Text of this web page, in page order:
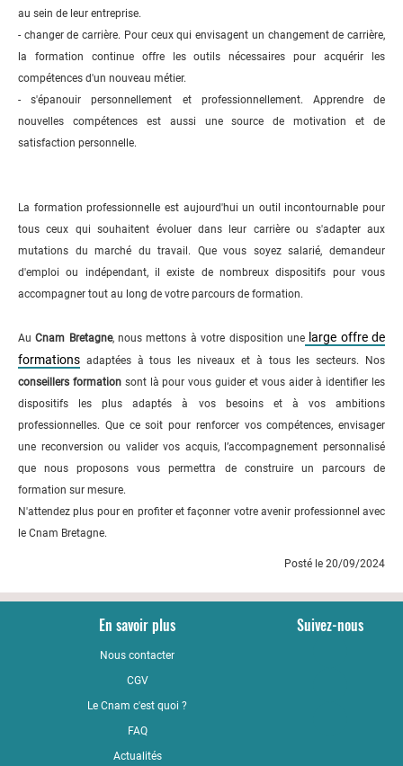
au sein de leur entreprise.
- changer de carrière. Pour ceux qui envisagent un changement de carrière,
la formation continue offre les outils nécessaires pour acquérir les
compétences d'un nouveau métier.
- s'épanouir personnellement et professionnellement. Apprendre de
nouvelles compétences est aussi une source de motivation et de
satisfaction personnelle.
La formation professionnelle est aujourd'hui un outil incontournable pour
tous ceux qui souhaitent évoluer dans leur carrière ou s'adapter aux
mutations du marché du travail. Que vous soyez salarié, demandeur
d'emploi ou indépendant, il existe de nombreux dispositifs pour vous
accompagner tout au long de votre parcours de formation.
AuCnam Bretagne, nous mettons à votre disposition unelarge offre de
formations adaptées à tous les niveaux et à tous les secteurs. Nos
conseillers formationsont là pour vous guider et vous aider à identifier les
dispositifs les plus adaptés à vos besoins et à vos ambitions
professionnelles. Que ce soit pour renforcer vos compétences, envisager
une reconversion ou valider vos acquis, l’accompagnement personnalisé
que nous proposons vous permettra de construire un parcours de
formation sur mesure.
N'attendez plus pour en profiter et façonner votre avenir professionnel avec
le Cnam Bretagne.
Posté le 20/09/2024
En savoir plus
Nous contacter
CGV
Le Cnam c'est quoi ?
FAQ
Actualités
Suivez-nous